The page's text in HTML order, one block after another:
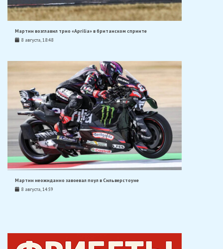
Мартин возглавил трио «Aprilia» в британском спринте
8 августа, 18:48
Мартин неожиданно завоевал поул в Сильверстоуне
8 августа, 14:59